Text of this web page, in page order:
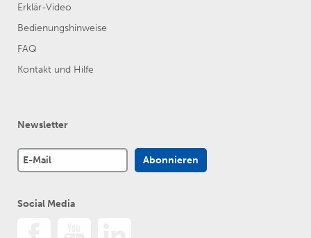
Erklär-Video
Bedienungshinweise
FAQ
Kontakt und Hilfe
Newsletter
Social Media